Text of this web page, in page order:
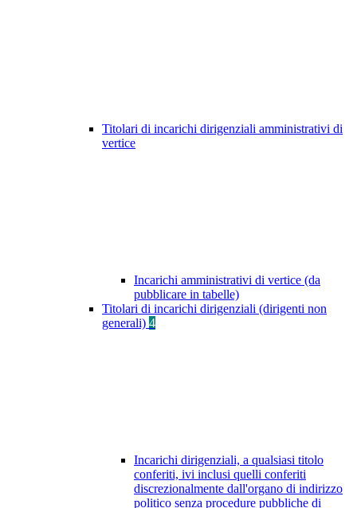
Titolari di incarichi dirigenziali amministrativi di
vertice
Incarichi amministrativi di vertice (da
pubblicare in tabelle)
Titolari di incarichi dirigenziali (dirigenti non
generali) 4
Incarichi dirigenziali, a qualsiasi titolo
conferiti, ivi inclusi quelli conferiti
discrezionalmente dall'organo di indirizzo
politico senza procedure pubbliche di